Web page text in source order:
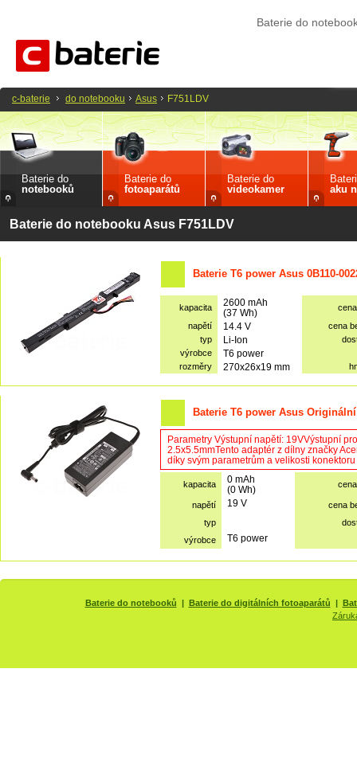
Baterie do
Baterie do
notebooků
Baterie do
fotoaparátů
Baterie do
videokamer
aku
Baterie do notebooku Asus F751LDV
Baterie T6 power Asus 0B110-
kapacita
2600 mAh
(37 Wh)
napětí
14.4 V
cena
typ
Li-Ion
výrobce
T6 power
rozměry 270x26x19 mm
Baterie T6 power Asus
Parametry Výstupní napětí: 19VVýstupní
2.5x5.5mmTento adaptér z dílny značky
díky svým parametrům a velikosti
kapacita
0 mAh
(0 Wh)
napětí 19 V
cena
typ
výrobce
T6 power
c-baterie do notebooku Asus F751LDV
Baterie do notebooků | Baterie do digitálních fotoaparátů |